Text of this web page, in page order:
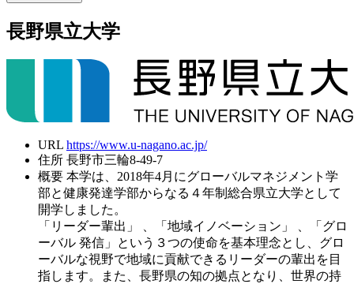
長野県立大学
URL https://www.u-nagano.ac.jp/
住所 長野市三輪8-49-7
概要 本学は、2018年4月にグローバルマネジメント学
部と健康発達学部からなる４年制総合県立大学として
開学しました。
「リーダー輩出」 、「地域イノベーション」 、「グロ
ーバル 発信」という３つの使命を基本理念とし、グロ
ーバルな視野で地域に貢献できるリーダーの輩出を目
指します。また、長野県の知の拠点となり、世界の持